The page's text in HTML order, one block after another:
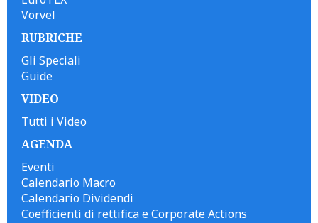
Vorvel
RUBRICHE
Gli Speciali
Guide
VIDEO
Tutti i Video
AGENDA
Eventi
Calendario Macro
Calendario Dividendi
Coefficienti di rettifica e Corporate Actions